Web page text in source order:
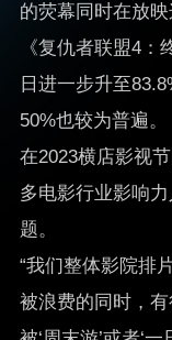
的荧幕同时在放
《复仇者联盟4
日进一步升至
50%也较为普遍。
在2023横店影视
多电影行业影响
题。
“我们整体影院排
被浪费的同时，